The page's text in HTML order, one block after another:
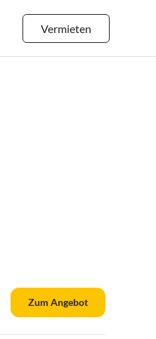
Vermieten
Zum Angebot